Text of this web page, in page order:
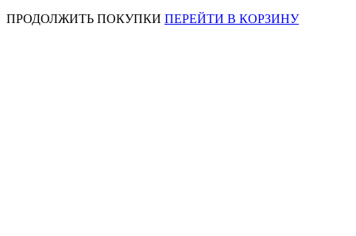
ПРОДОЛЖИТЬ ПОКУПКИ ПЕРЕЙТИ В КОРЗИНУ